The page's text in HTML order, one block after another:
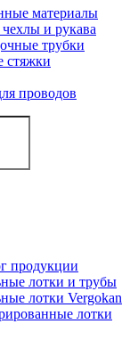
материалы
и рукава
трубки
стяжки
проводов
продукции
лотки и трубы
лотки Vergokan
лотки